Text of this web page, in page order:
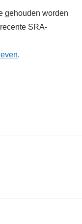
gehouden worden
SRA-
.